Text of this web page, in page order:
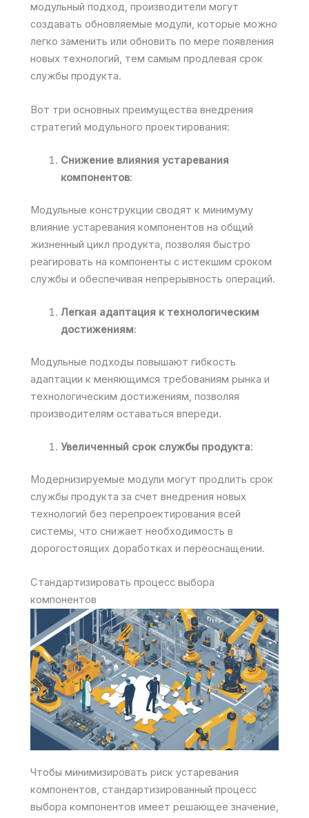
модульный подход, производители могут
создавать обновляемые модули, которые можно
легко заменить или обновить по мере появления
новых технологий, тем самым продлевая срок
службы продукта.
Вот три основных преимущества внедрения
стратегий модульного проектирования:
Снижение влияния устаревания
компонентов:
Модульные конструкции сводят к минимуму
влияние устаревания компонентов на общий
жизненный цикл продукта, позволяя быстро
реагировать на компоненты с истекшим сроком
службы и обеспечивая непрерывность операций.
Легкая адаптация к технологическим
достижениям:
Модульные подходы повышают гибкость
адаптации к меняющимся требованиям рынка и
технологическим достижениям, позволяя
производителям оставаться впереди.
Увеличенный срок службы продукта:
Модернизируемые модули могут продлить срок
службы продукта за счет внедрения новых
технологий без перепроектирования всей
системы, что снижает необходимость в
дорогостоящих доработках и переоснащении.
Стандартизировать процесс выбора
компонентов
Чтобы минимизировать риск устаревания
компонентов, стандартизированный процесс
выбора компонентов имеет решающее значение,